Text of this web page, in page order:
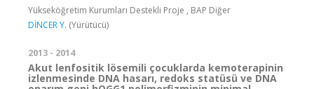
Yükseköğretim Kurumları Destekli Proje , BAP Diğer
DİNCER Y. (Yürütücü)
2013 - 2014
Akut lenfositik lösemili çocuklarda kemoterapinin
izlenmesinde DNA hasarı, redoks statüsü ve DNA